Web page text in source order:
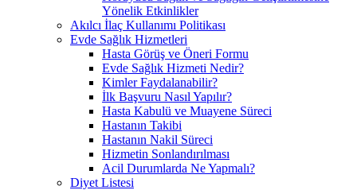
Yönelik Etkinlikler
Akılcı İlaç Kullanımı Politikası
Evde Sağlık Hizmetleri
Hasta Görüş ve Öneri Formu
Evde Sağlık Hizmeti Nedir?
Kimler Faydalanabilir?
İlk Başvuru Nasıl Yapılır?
Hasta Kabulü ve Muayene Süreci
Hastanın Takibi
Hastanın Nakil Süreci
Hizmetin Sonlandırılması
Acil Durumlarda Ne Yapmalı?
Diyet Listesi